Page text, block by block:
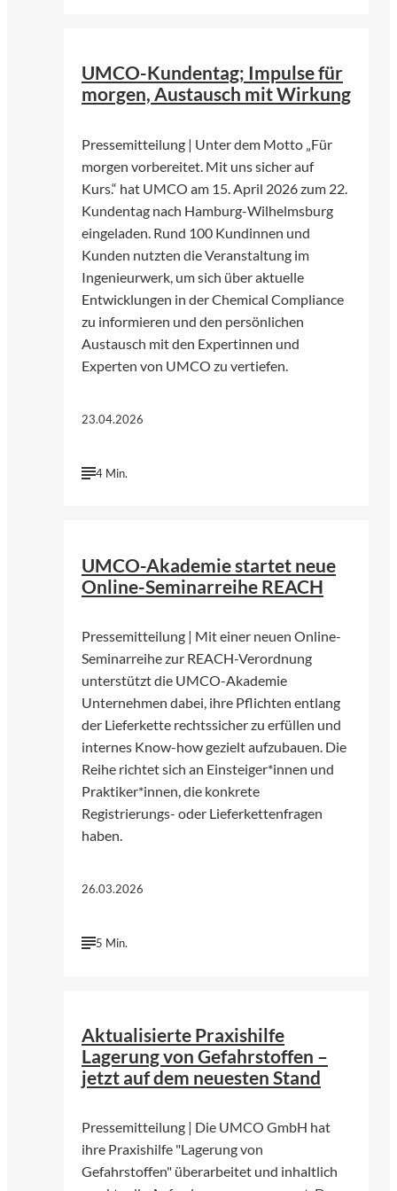
UMCO-Kundentag; Impulse für
morgen, Austausch mit Wirkung
Pressemitteilung | Unter dem Motto „Für
morgen vorbereitet. Mit uns sicher auf
Kurs.“ hat UMCO am 15. April 2026 zum 22.
Kundentag nach Hamburg-Wilhelmsburg
eingeladen. Rund 100 Kundinnen und
Kunden nutzten die Veranstaltung im
Ingenieurwerk, um sich über aktuelle
Entwicklungen in der Chemical Compliance
zu informieren und den persönlichen
Austausch mit den Expertinnen und
Experten von UMCO zu vertiefen.
23.04.2026
4 Min.
UMCO-Akademie startet neue
Online-Seminarreihe REACH
Pressemitteilung | Mit einer neuen Online-
Seminarreihe zur REACH-Verordnung
unterstützt die UMCO-Akademie
Unternehmen dabei, ihre Pflichten entlang
der Lieferkette rechtssicher zu erfüllen und
internes Know-how gezielt aufzubauen. Die
Reihe richtet sich an Einsteiger*innen und
Praktiker*innen, die konkrete
Registrierungs- oder Lieferkettenfragen
haben.
26.03.2026
5 Min.
Aktualisierte Praxishilfe
Lagerung von Gefahrstoffen –
jetzt auf dem neuesten Stand
Pressemitteilung | Die UMCO GmbH hat
ihre Praxishilfe "Lagerung von
Gefahrstoffen" überarbeitet und inhaltlich